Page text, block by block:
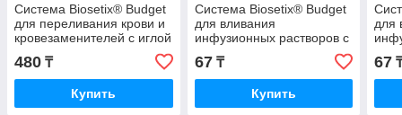
Система Biosetix® Budget
для переливания крови и
кровезаменителей с иглой
480 ₸
Купить
Система Biosetix® Budget
для вливания
инфузионных растворов с
67₸
Купить
для
67